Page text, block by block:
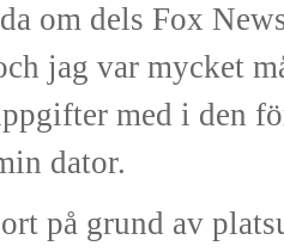
om dels Fox
jag var mycket
med i den
dator.
på grund av